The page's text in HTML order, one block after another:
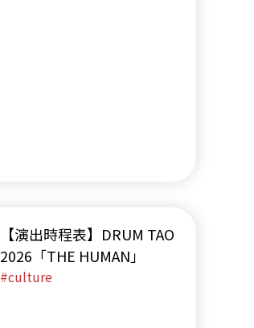
【演出時程表】DRUM TAO
2026「THE HUMAN」
culture